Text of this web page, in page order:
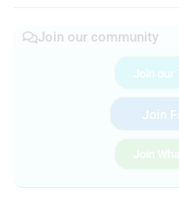
Join our community
Join our
Join
Join